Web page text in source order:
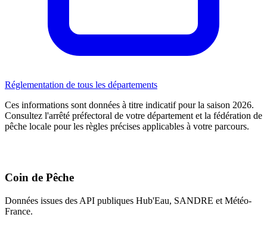
Réglementation de tous les départements
Ces informations sont données à titre indicatif pour la saison 2026.
Consultez l'arrêté préfectoral de votre département et la fédération de
pêche locale pour les règles précises applicables à votre parcours.
Coin de Pêche
Données issues des API publiques Hub'Eau, SANDRE et Météo-
France.